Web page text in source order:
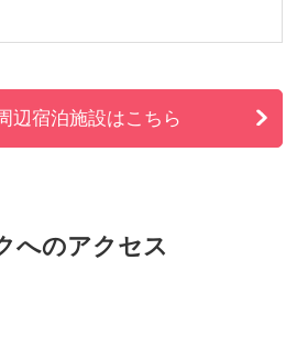
辺宿泊施設はこちら
へのアクセス